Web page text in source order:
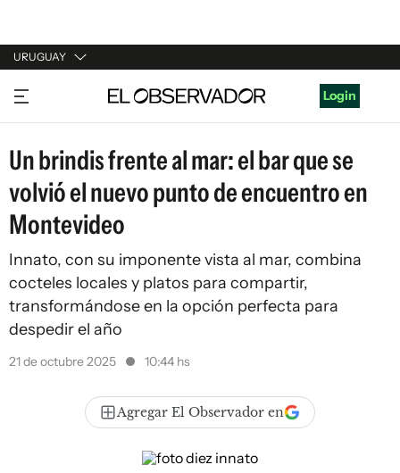
URUGUAY
URUGUAY
ARGENTINA
ESPAÑA
ESTADOS UNIDOS
Login
Un brindis frente al mar: el bar que se
volvió el nuevo punto de encuentro en
Montevideo
Innato, con su imponente vista al mar, combina
cocteles locales y platos para compartir,
transformándose en la opción perfecta para
despedir el año
21 de octubre 2025 10:44 hs
Agregar El Observador en